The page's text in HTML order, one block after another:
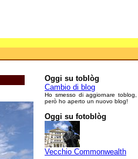
Oggi su toblòg
Cambio di blog
Ho smesso di aggiornare toblog,
però ho aperto un nuovo blog!
Oggi su fotoblòg
Vecchio Commonwealth